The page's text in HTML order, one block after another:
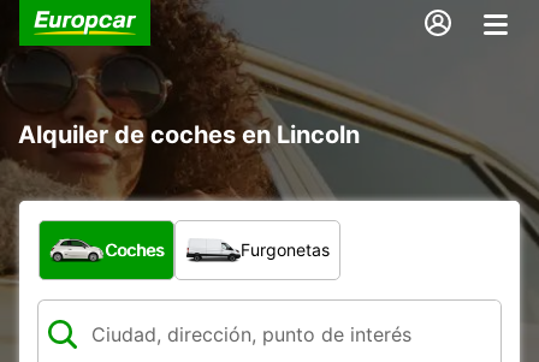
Alquiler de coches en Lincoln
¿Qué tipo de vehículo?
Coches Furgonetas